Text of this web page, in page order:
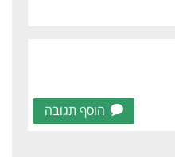
הוסף תגובה